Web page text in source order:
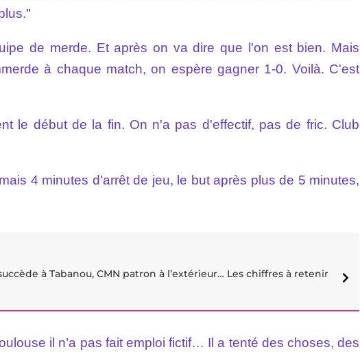
"
de merde. Et après on va dire que l'on est bien. Mais
à chaque match, on espère gagner 1-0. Voilà. C'est
le début de la fin. On n'a pas d'effectif, pas de fric. Club
4 minutes d'arrêt de jeu, le but après plus de 5 minutes,
à Tabanou, CMN patron à l’extérieur… Les chiffres à retenir
il n’a pas fait emploi fictif… Il a tenté des choses, des